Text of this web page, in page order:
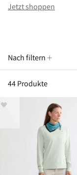
Jetzt shoppen
Nach filtern
44 Produkte